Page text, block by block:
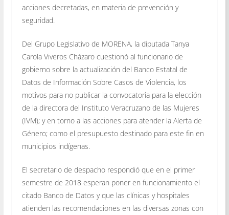
acciones decretadas, en materia de prevención y
seguridad.
Del Grupo Legislativo de MORENA, la diputada Tanya
Carola Viveros Cházaro cuestionó al funcionario de
gobierno sobre la actualización del Banco Estatal de
Datos de Información Sobre Casos de Violencia, los
motivos para no publicar la convocatoria para la elección
de la directora del Instituto Veracruzano de las Mujeres
(IVM); y en torno a las acciones para atender la Alerta de
Género; como el presupuesto destinado para este fin en
municipios indígenas.
El secretario de despacho respondió que en el primer
semestre de 2018 esperan poner en funcionamiento el
citado Banco de Datos y que las clínicas y hospitales
atienden las recomendaciones en las diversas zonas con